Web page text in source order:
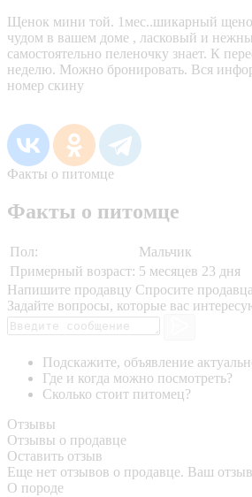
Щенок мини той. 1мес..шикарный
чудом в вашем доме , ласковый и
самостоятельно пеленочку знает. К
неделю. Можно бронировать. Вся
номер скину
Факты о питомце
Факты о питомце
Пол:
Мальчик
Примерный возраст: 5 месяцев 23 дня
Напишите продавцу Спросите продавца
Задайте вопросы, которые вас
Подскажите, объявление
Где и когда можно посмотреть?
Сколько стоит питомец?
Отзывы
Отзывы о продавце
Оставить отзыв
Еще нет отзывов о продавце. Ваш
О породе